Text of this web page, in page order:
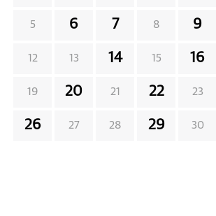
5 6 7 8 9
12 13 14 15 16
19 20 21 22 23
26 27 28 29 30